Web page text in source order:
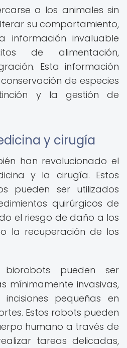
a los animales sin
su comportamiento,
información invaluable
de alimentación,
Esta información
de especies
y la gestión de
y cirugía
han revolucionado el
y la cirugía. Estos
pueden ser utilizados
quirúrgicos de
el riesgo de daño a los
la recuperación de los
pueden ser
mínimamente invasivas,
pequeñas en
Estos robots pueden
humano a través de
tareas delicadas,